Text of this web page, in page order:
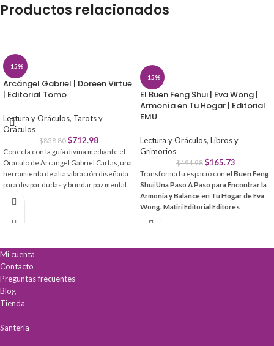
Productos relacionados
-15%
Arcángel Gabriel | Doreen Virtue
| Editorial Tomo
Lectura y Oráculos, Tarots y
Oráculos
$838.80 $712.98
Conecta con la guía divina mediante el
Oraculo de Arcangel Gabriel Cartas, una
herramienta de alta vibración diseñada
para disipar dudas y brindar paz mental.
desbloquean tu creatividad y fortalecen
claridad espiritual.
Lectura Intuitiva:
manual en español para
interpretaciones precisas.
Propósito y Calma:
celestial.
-15%
El Buen Feng Shui | Eva Wong |
Armonía en Tu Hogar | Editorial
EMU
Lectura y Oráculos, Libros y
Grimorios
$194.98 $165.73
Transforma tu espacio con el Buen Feng
Shui Una Paso A Paso para Encontrar la
Armonia y Balance en Tu Hogar de Eva
Wong. Matiri Editorial Editores
tu bienestar y prosperidad.
Mi cuenta
Contacto
Preguntas frecuentes
Blog
Tienda
Santería